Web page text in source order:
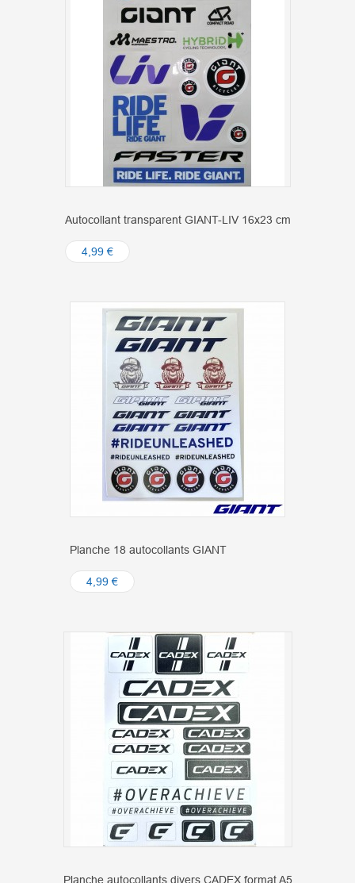
Autocollant transparent GIANT-LIV 16x23 cm
4,99 €
Planche 18 autocollants GIANT
4,99 €
Planche autocollants divers CADEX format A5